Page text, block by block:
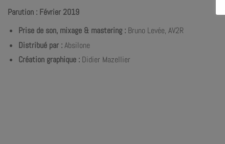
Parution : Février 2019
Prise de son, mixage & mastering :Bruno Levée, AV2R
Distribué par :Absilone
Création graphique :Didier Mazellier